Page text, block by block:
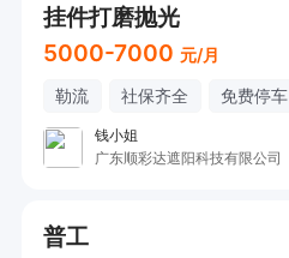
挂件打磨抛光
5000-7000 元/月
勒流 社保齐全 免费停车
钱小姐
广东顺彩达遮阳科技有限公司
普工